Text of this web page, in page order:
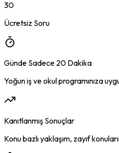
30
Ücretsiz Soru
Günde Sadece 20 Dakika
Yoğun iş ve okul programınıza
Kanıtlanmış Sonuçlar
Konu bazlı yaklaşım, zayıf